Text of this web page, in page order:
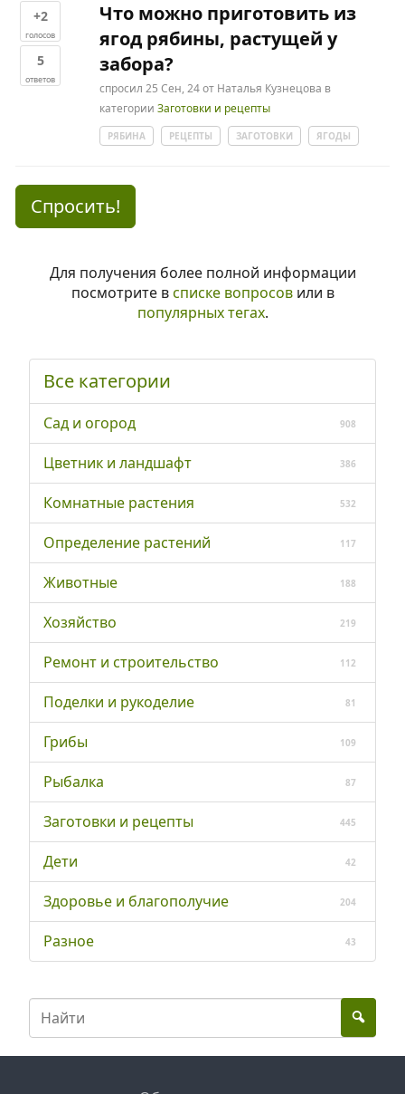
+2
голосов
5
ответов
Что можно приготовить из
ягод рябины, растущей у
забора?
спросил 25 Сен, 24от Наталья Кузнецова в
категорииЗаготовки и рецепты
РЯБИНА РЕЦЕПТЫ ЗАГОТОВКИ ЯГОДЫ
Спросить!
Для получения более полной информации
посмотрите всписке вопросовили в
популярных тегах.
Все категории
Сад и огород 908
Цветник и ландшафт 386
Комнатные растения 532
Определение растений 117
Животные 188
Хозяйство 219
Ремонт и строительство 112
Поделки и рукоделие 81
Грибы 109
Рыбалка 87
Заготовки и рецепты 445
Дети 42
Здоровье и благополучие 204
Разное 43